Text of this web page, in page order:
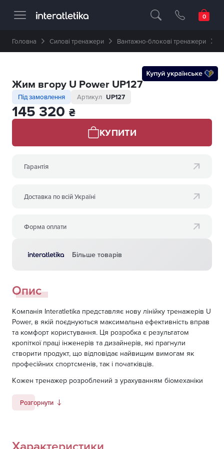
Професійне спортивне обладнання
Головна Силові тренажери Вантажно-блокові тренажери
Жим вгору U Power UP127
Під замовлення Артикул UP127
145 320 ₴
КУПИТИ
Гарантія
Доставка по всій Україні
Форма оплати
Більше товарів
Опис
Компанія Interatletika представляє нову лінійку тренажерів U
Power, в якій поєднуються максимальна ефективність вправ
та комфорт користування. Ця розробка є результатом
кропіткої праці інженерів та дизайнерів, які прагнули
створити продукт, що відповідає найвищим вимогам як
професійних спортсменів, так і початківців.
Кожен тренажер розроблений з урахуванням біомеханіки
мінімізує ризик травм.
Розгорнути